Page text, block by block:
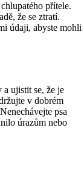
přítele.
že se ztratí.
údaji, abyste mohli
a ujistit se, že je
v dobrém
psa
úrazům nebo